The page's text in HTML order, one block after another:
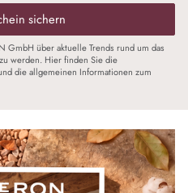
sichern
GmbH über aktuelle Trends rund um das
werden. Hier finden Sie die
die allgemeinen Informationen zum